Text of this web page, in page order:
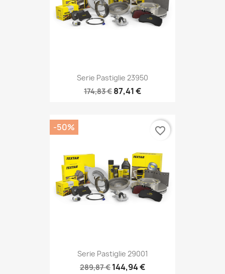
Serie Pastiglie 23950
174,83 € 87,41 €
Serie Pastiglie 29001
289,87 € 144,94 €
-50% favorite_border